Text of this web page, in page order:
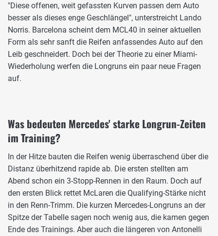
"Diese offenen, weit gefassten Kurven passen dem Auto
besser als dieses enge Geschlängel", unterstreicht Lando
Norris. Barcelona scheint dem MCL40 in seiner aktuellen
Form als sehr sanft die Reifen anfassendes Auto auf den
Leib geschneidert. Doch bei der Theorie zu einer Miami-
Wiederholung werfen die Longruns ein paar neue Fragen
auf.
Was bedeuten Mercedes' starke Longrun-Zeiten
im Training?
In der Hitze bauten die Reifen wenig überraschend über die
Distanz überhitzend rapide ab. Die ersten stellten am
Abend schon ein 3-Stopp-Rennen in den Raum. Doch auf
den ersten Blick rettet McLaren die Qualifying-Stärke nicht
in den Renn-Trimm. Die kurzen Mercedes-Longruns an der
Spitze der Tabelle sagen noch wenig aus, die kamen gegen
Ende des Trainings. Aber auch die längeren von Antonelli